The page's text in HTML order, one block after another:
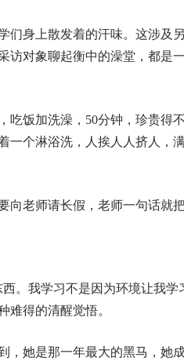
们身上散发着的汗味。这涉及
访对象聊起衡中的澡堂，都是
吃饭加洗澡，50分钟，珍贵得
一个淋浴洗，人挨人人挤人，
向老师请长假，老师一句话就
。我学习不是因为环境让我
难得的清醒觉悟。
，她是那一年最大的黑马，她